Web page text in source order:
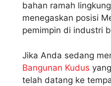
bahan ramah
menegaskan posisi
pemimpin di industri
Jika Anda sedang
Bangunan Kudus
telah datang ke